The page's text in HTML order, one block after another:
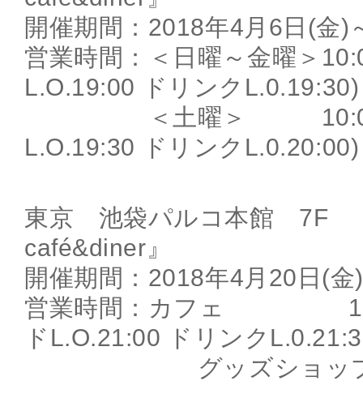
開催期間：2018年4月6日(金)
営業時間：＜日曜～金曜＞
L.O.19:00 ドリンクL.0.19:30)
＜土曜＞ 10:00～
L.O.19:30 ドリンクL.0.20:00)
東京 池袋パルコ本館 7F
café&diner』
開催期間：2018年4月20日(
営業時間：カフェ
ドL.O.21:00 ドリンク
グッズショップ